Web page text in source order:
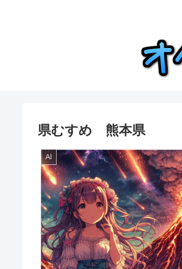
県むすめ 熊本県
AI